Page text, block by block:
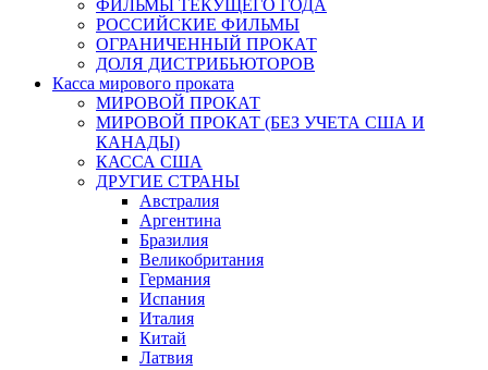
ФИЛЬМЫ ТЕКУЩЕГО ГОДА
РОССИЙСКИЕ ФИЛЬМЫ
ОГРАНИЧЕННЫЙ ПРОКАТ
ДОЛЯ ДИСТРИБЬЮТОРОВ
Касса мирового проката
МИРОВОЙ ПРОКАТ
МИРОВОЙ ПРОКАТ (БЕЗ УЧЕТА США И
КАНАДЫ)
КАССА США
ДРУГИЕ СТРАНЫ
Австралия
Аргентина
Бразилия
Великобритания
Германия
Испания
Италия
Китай
Латвия